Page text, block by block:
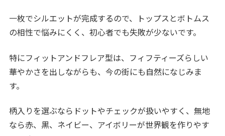
一枚でシルエットが完成するので、トップスとボトムス
の相性で悩みにくく、初心者でも失敗が少ないです。
特にフィットアンドフレア型は、フィフティーズらしい
華やかさを出しながらも、今の街にも自然になじみま
す。
柄入りを選ぶならドットやチェックが扱いやすく、無地
なら赤、黒、ネイビー、アイボリーが世界観を作りやす